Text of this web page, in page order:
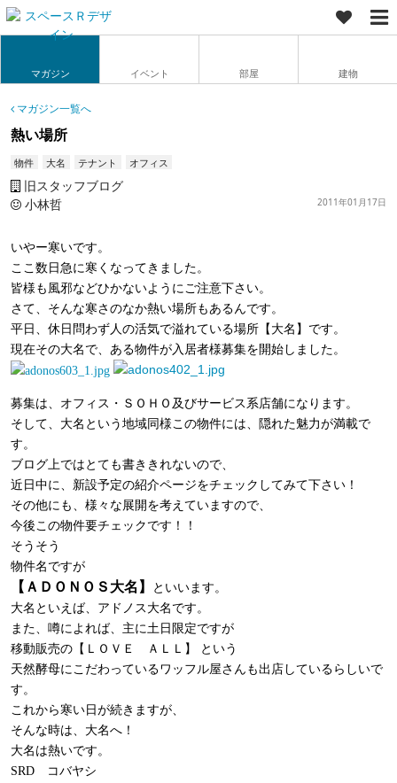
マガジン イベント 部屋 建物
マガジン一覧へ
熱い場所
物件 大名 テナント オフィス
旧スタッフブログ
小林哲
2011年01月17日
いやー寒いです。
ここ数日急に寒くなってきました。
皆様も風邪などひかないようにご注意下さい。
さて、そんな寒さのなか熱い場所もあるんです。
平日、休日問わず人の活気で溢れている場所【大名】です。
現在その大名で、ある物件が入居者様募集を開始しました。
募集は、オフィス・ＳＯＨＯ及びサービス系店舗になります。
そして、大名という地域同様この物件には、隠れた魅力が満載で
す。
ブログ上ではとても書ききれないので、
近日中に、新設予定の紹介ページをチェックしてみて下さい！
その他にも、様々な展開を考えていますので、
今後この物件要チェックです！！
そうそう
物件名ですが
【ＡＤＯＮＯＳ大名】
といいます。
大名といえば、アドノス大名です。
また、噂によれば、主に土日限定ですが
移動販売の【ＬＯＶＥ ＡＬＬ】
という
天然酵母にこだわっているワッフル屋さんも出店しているらしいで
す。
これから寒い日が続きますが、
そんな時は、大名へ！
大名は熱いです。
SRD コバヤシ